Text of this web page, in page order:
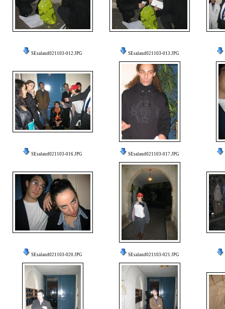
SEsalaud021103-012.JPG SEsalaud021103-013.JPG
SEsalaud021103-016.JPG SEsalaud021103-017.JPG
SEsalaud021103-020.JPG SEsalaud021103-021.JPG